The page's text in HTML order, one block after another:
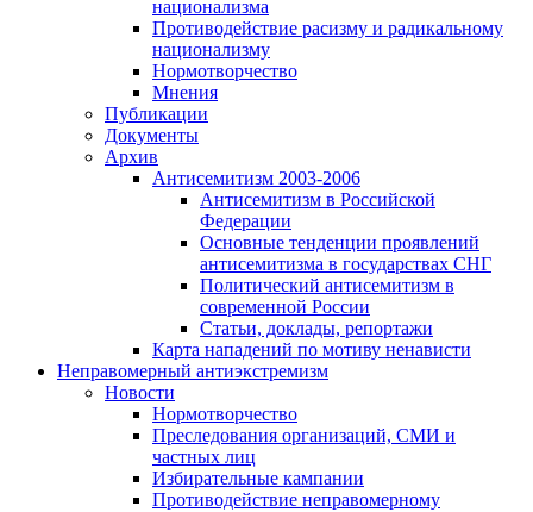
национализма
Противодействие расизму и радикальному
национализму
Нормотворчество
Мнения
Публикации
Документы
Архив
Антисемитизм 2003-2006
Антисемитизм в Российской
Федерации
Основные тенденции проявлений
антисемитизма в государствах СНГ
Политический антисемитизм в
современной России
Статьи, доклады, репортажи
Карта нападений по мотиву ненависти
Неправомерный антиэкстремизм
Новости
Нормотворчество
Преследования организаций, СМИ и
частных лиц
Избирательные кампании
Противодействие неправомерному